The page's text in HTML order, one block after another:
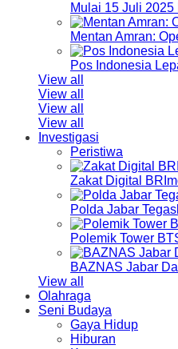
Mulai 15 Juli
Mentan Amran:
Pos Indonesia
View all
View all
View all
View all
Investigasi
Peristiwa
Zakat Digital
Polda Jabar
Polemik Tower
BAZNAS Jabar
View all
Olahraga
Seni Budaya
Gaya Hidup
Hiburan